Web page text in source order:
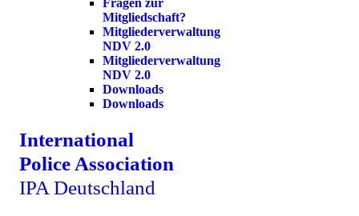
Mitgliedschaft?
Mitgliederverwaltung
NDV 2.0
Mitgliederverwaltung
NDV 2.0
Downloads
Downloads
International
Police Association
IPA Deutschland